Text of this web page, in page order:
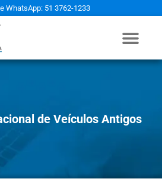
WhatsApp: 51 3762-1233
de Veículos Antigos